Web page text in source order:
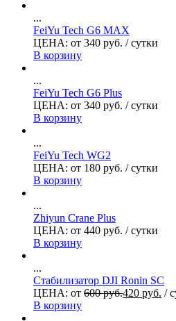
...
FeiYu Tech G6 MAX
ЦЕНА: от 340 руб. / сутки
В корзину
...
FeiYu Tech G6 Plus
ЦЕНА: от 340 руб. / сутки
В корзину
...
FeiYu Tech WG2
ЦЕНА: от 180 руб. / сутки
В корзину
...
Zhiyun Crane Plus
ЦЕНА: от 440 руб. / сутки
В корзину
...
Стабилизатор DJI Ronin SC
ЦЕНА: от 600руб.420 руб. /
В корзину